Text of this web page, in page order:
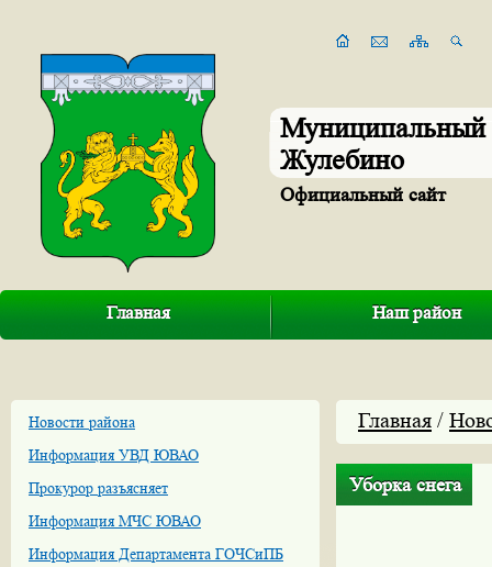
Муниципальный
Жулебино
Официальный сайт
Главная Наш район
Новости района
Информация УВД ЮВАО
Прокурор разъясняет
Информация МЧС ЮВАО
Информация Департамента ГОЧСиПБ
Главная /
Уборка снега